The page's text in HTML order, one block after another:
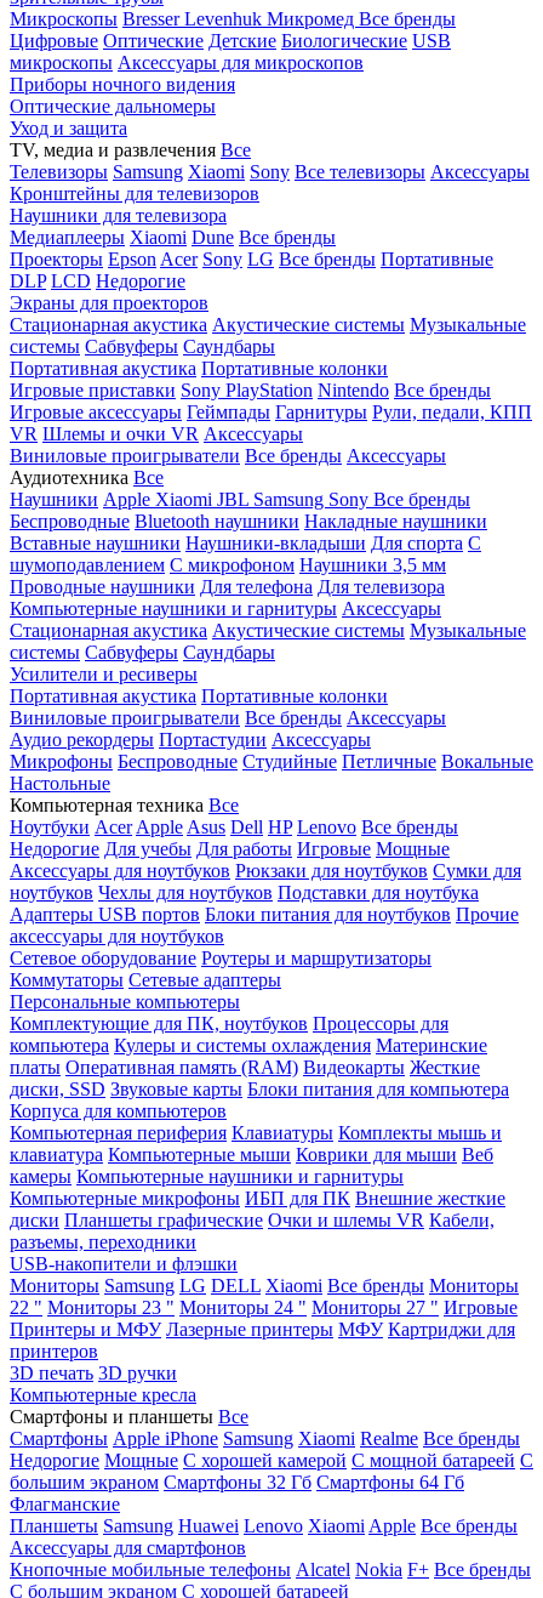
Микроскопы BresserLevenhuk Микромед Все бренды
Цифровые Оптические Детские Биологические USB
микроскопы Аксессуары для микроскопов
Приборы ночного видения
Оптические дальномеры
Уход и защита
TV, медиа и развлечения Все
Телевизоры Samsung Xiaomi Sony Все телевизоры Аксессуары
Кронштейны для телевизоров
Наушники для телевизора
Медиаплееры Xiaomi Dune Все бренды
Проекторы Epson Acer Sony LG Все бренды Портативные
DLP LCD Недорогие
Экраны для проекторов
Стационарная акустика Акустические системы Музыкальные
системы Сабвуферы Саундбары
Портативная акустика Портативные колонки
Игровые приставки Sony PlayStation Nintendo Все бренды
Игровые аксессуары Геймпады Гарнитуры Рули, педали, КПП
VR Шлемы и очки VR Аксессуары
Виниловые проигрыватели Все бренды Аксессуары
Аудиотехника Все
Наушники Apple Xiaomi JBL Samsung Sony Все бренды
Беспроводные Bluetooth наушники Накладные наушники
Вставные наушники Наушники-вкладыши Для спорта С
шумоподавлением С микрофоном Наушники 3,5 мм
Проводные наушники Для телефона Для телевизора
Компьютерные наушники и гарнитуры Аксессуары
Стационарная акустика Акустические системы Музыкальные
системы Сабвуферы Саундбары
Усилители и ресиверы
Портативная акустика Портативные колонки
Виниловые проигрыватели Все бренды Аксессуары
Аудио рекордеры Портастудии Аксессуары
Микрофоны Беспроводные Студийные Петличные Вокальные
Настольные
Компьютерная техника Все
Ноутбуки Acer Apple Asus Dell HP Lenovo Все бренды
Недорогие Для учебы Для работы Игровые Мощные
Аксессуары для ноутбуков Рюкзаки для ноутбуков Сумки для
ноутбуков Чехлы для ноутбуков Подставки для ноутбука
Адаптеры USB портов Блоки питания для ноутбуков Прочие
аксессуары для ноутбуков
Сетевое оборудование Роутеры и маршрутизаторы
Коммутаторы Сетевые адаптеры
Персональные компьютеры
Комплектующие для ПК, ноутбуков Процессоры для
компьютера Кулеры и системы охлаждения Материнские
платы Оперативная память (RAM) Видеокарты Жесткие
диски, SSD Звуковые карты Блоки питания для компьютера
Корпуса для компьютеров
Компьютерная периферия Клавиатуры Комплекты мышь и
клавиатура Компьютерные мыши Коврики для мыши Веб
камеры Компьютерные наушники и гарнитуры
Компьютерные микрофоны ИБП для ПК Внешние жесткие
диски Планшеты графические Очки и шлемы VR Кабели,
разъемы, переходники
USB-накопители и флэшки
Мониторы Samsung LG DELL Xiaomi Все бренды Мониторы
22 " Мониторы 23 " Мониторы 24 " Мониторы 27 " Игровые
Принтеры и МФУ Лазерные принтеры МФУ Картриджи для
принтеров
3D печать 3D ручки
Компьютерные кресла
Смартфоны и планшеты Все
Смартфоны Apple iPhone Samsung Xiaomi Realme Все бренды
Недорогие Мощные С хорошей камерой С мощной батареей С
большим экраном Смартфоны 32 Гб Смартфоны 64 Гб
Флагманские
Планшеты Samsung Huawei Lenovo Xiaomi Apple Все бренды
Аксессуары для смартфонов
Кнопочные мобильные телефоны Alcatel Nokia F+ Все бренды
С большим экраном С хорошей батареей